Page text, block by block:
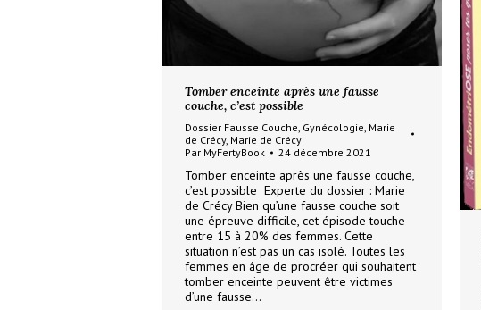
Tomber enceinte après une fausse
couche, c’est possible
Dossier Fausse Couche, Gynécologie, Marie
de Crécy, Marie de Crécy
Par MyFertyBook 24 décembre 2021
Tomber enceinte après une fausse couche,
c’est possible Experte du dossier : Marie
de Crécy Bien qu’une fausse couche soit
une épreuve difficile, cet épisode touche
entre 15 à 20% des femmes. Cette
situation n’est pas un cas isolé. Toutes les
femmes en âge de procréer qui souhaitent
tomber enceinte peuvent être victimes
d’une fausse…